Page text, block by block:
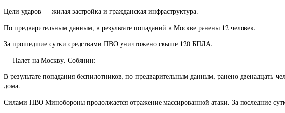
Цели ударов — жилая застройка и гражданская инфраструктура.
По предварительным данным, в результате попаданий в Москве ранены 12 человек.
За прошедшие сутки средствами ПВО уничтожено свыше 120 БПЛА.
— Налет на Москву. Собянин:
В результате попадания беспилотников, по предварительным данным, ранено двенадцать
дома.
Силами ПВО Минобороны продолжается отражение массированной атаки. За последние